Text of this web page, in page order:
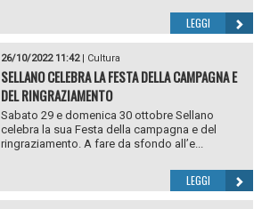
LEGGI
26/10/2022 11:42| Cultura
SELLANO CELEBRA LA FESTA DELLA CAMPAGNA E
DEL RINGRAZIAMENTO
Sabato 29 e domenica 30 ottobre Sellano
celebra la sua Festa della campagna e del
ringraziamento. A fare da sfondo all’e...
LEGGI